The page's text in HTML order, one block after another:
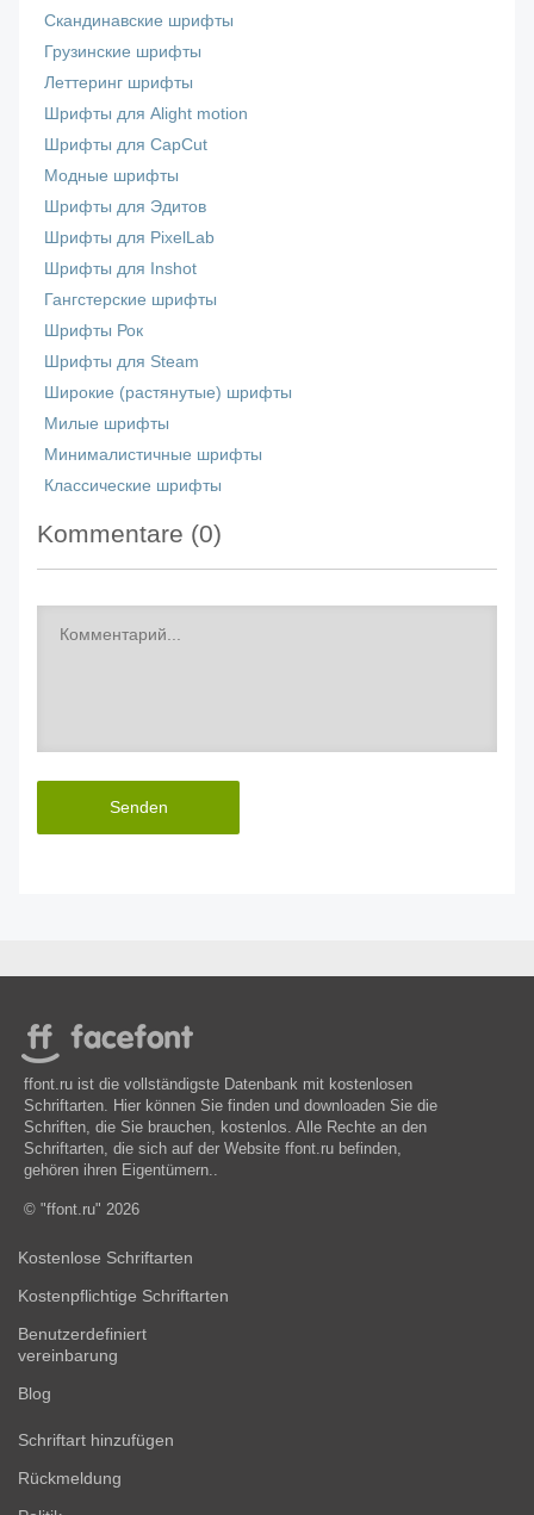
Скандинавские шрифты
Грузинские шрифты
Леттеринг шрифты
Шрифты для Alight motion
Шрифты для CapCut
Модные шрифты
Шрифты для Эдитов
Шрифты для PixelLab
Шрифты для Inshot
Гангстерские шрифты
Шрифты Рок
Шрифты для Steam
Широкие (растянутые) шрифты
Милые шрифты
Минималистичные шрифты
Классические шрифты
Kommentare (0)
Senden
ffont.ru ist die vollständigste Datenbank mit kostenlosen
Schriftarten. Hier können Sie finden und downloaden Sie die
Schriften, die Sie brauchen, kostenlos. Alle Rechte an den
Schriftarten, die sich auf der Website ffont.ru befinden,
gehören ihren Eigentümern..
© "ffont.ru" 2026
Kostenlose Schriftarten
Kostenpflichtige Schriftarten
Benutzerdefiniert
vereinbarung
Blog
Schriftart hinzufügen
Rückmeldung